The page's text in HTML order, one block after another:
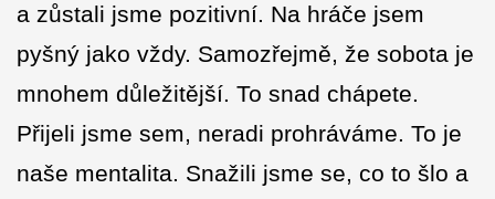
a zůstali jsme pozitivní. Na hráče jsem
pyšný jako vždy. Samozřejmě, že sobota je
mnohem důležitější. To snad chápete.
Přijeli jsme sem, neradi prohráváme. To je
naše mentalita. Snažili jsme se, co to šlo a